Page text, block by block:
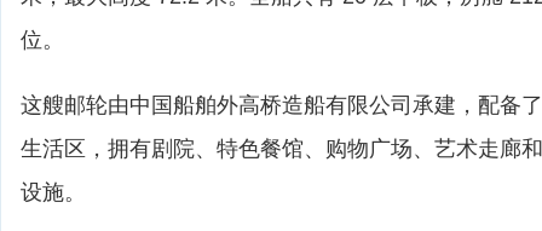
位。
这艘邮轮由中国船舶外高桥造船有限公司承建，配备
生活区，拥有剧院、特色餐馆、购物广场、艺术走廊
设施。